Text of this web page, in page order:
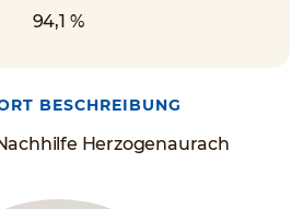
94,1 %
Herzogenaurach
BESCHREIBUNG